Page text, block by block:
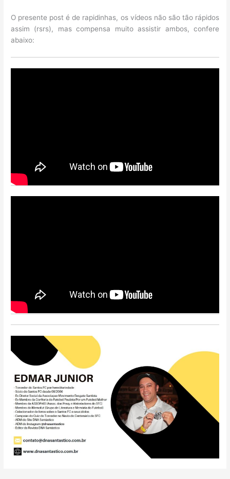
O presente post é de rapidinhas, os vídeos não são tão rápidos
assim (rsrs), mas compensa muito assistir ambos, confere
abaixo: